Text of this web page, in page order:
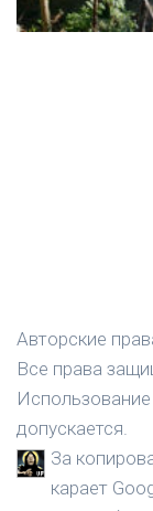
Авторские
Все права
допускается.
За
карает